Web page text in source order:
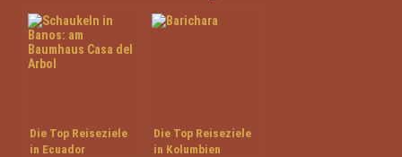
Die Top Reiseziele
in Ecuador
Die Top Reiseziele
in Kolumbien